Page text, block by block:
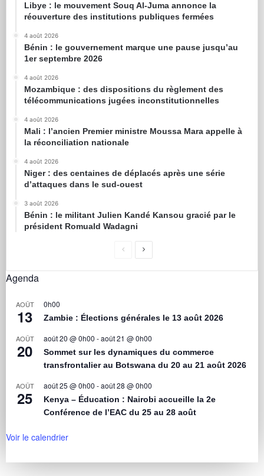
Libye : le mouvement Souq Al-Juma annonce la
réouverture des institutions publiques fermées
4 août 2026
Bénin : le gouvernement marque une pause jusqu’au
1er septembre 2026
4 août 2026
Mozambique : des dispositions du règlement des
télécommunications jugées inconstitutionnelles
4 août 2026
Mali : l’ancien Premier ministre Moussa Mara appelle à
la réconciliation nationale
4 août 2026
Niger : des centaines de déplacés après une série
d’attaques dans le sud-ouest
3 août 2026
Bénin : le militant Julien Kandé Kansou gracié par le
président Romuald Wadagni
Agenda
AOÛT
13
0h00
Zambie : Élections générales le 13 août 2026
AOÛT
20
août 20 @ 0h00 -août 21 @ 0h00
Sommet sur les dynamiques du commerce
transfrontalier au Botswana du 20 au 21 août 2026
AOÛT
25
août 25 @ 0h00 -août 28 @ 0h00
Kenya – Éducation : Nairobi accueille la 2e
Conférence de l’EAC du 25 au 28 août
Voir le calendrier